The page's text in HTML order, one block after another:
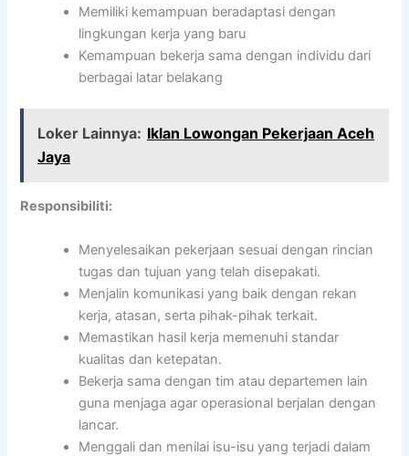
Memiliki kemampuan beradaptasi dengan
lingkungan kerja yang baru
Kemampuan bekerja sama dengan individu dari
berbagai latar belakang
Loker Lainnya: Iklan Lowongan Pekerjaan Aceh
Jaya
Responsibiliti:
Menyelesaikan pekerjaan sesuai dengan rincian
tugas dan tujuan yang telah disepakati.
Menjalin komunikasi yang baik dengan rekan
kerja, atasan, serta pihak-pihak terkait.
Memastikan hasil kerja memenuhi standar
kualitas dan ketepatan.
Bekerja sama dengan tim atau departemen lain
guna menjaga agar operasional berjalan dengan
lancar.
Menggali dan menilai isu-isu yang terjadi dalam